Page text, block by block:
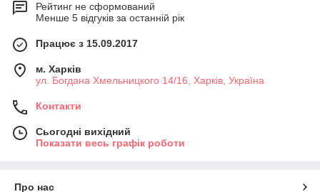
Рейтинг не сформований
Менше 5 відгуків за останній рік
Працює з 15.09.2017
м. Харків
ул. Богдана Хмельницкого 14/16, Харків, Україна
Контакти
Сьогодні вихідний
Показати весь графік роботи
Про нас